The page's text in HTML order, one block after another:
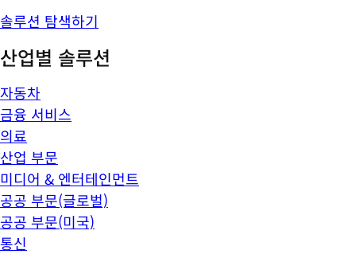
솔루션 탐색하기
산업별 솔루션
자동차
금융 서비스
의료
산업 부문
미디어 & 엔터테인먼트
공공 부문(글로벌)
공공 부문(미국)
통신